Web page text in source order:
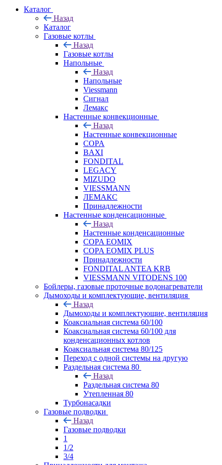
Каталог
Назад
Каталог
Газовые котлы
Назад
Газовые котлы
Напольные
Назад
Напольные
Viessmann
Сигнал
Лемакс
Настенные конвекционные
Назад
Настенные конвекционные
COPA
BAXI
FONDITAL
LEGACY
MIZUDO
VIESSMANN
ЛЕМАКС
Принадлежности
Настенные конденсационные
Назад
Настенные конденсационные
COPA EOMIX
COPA EOMIX PLUS
Принадлежности
FONDITAL ANTEA KRB
VIESSMANN VITODENS 100
Бойлеры, газовые проточные водонагреватели
Дымоходы и комплектующие, вентиляция
Назад
Дымоходы и комплектующие, вентиляция
Коаксиальная система 60/100
Коаксиальная система 60/100 для
конденсационных котлов
Коаксиальная система 80/125
Переход с одной системы на другую
Раздельная система 80
Назад
Раздельная система 80
Утепленная 80
Турбонасадки
Газовые подводки
Назад
Газовые подводки
1
1/2
3/4